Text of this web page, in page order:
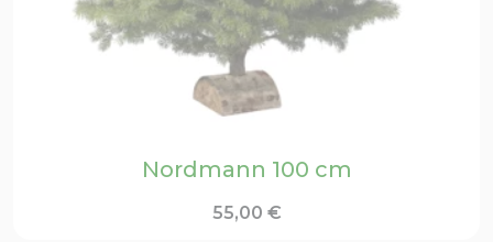
Nordmann 100 cm
55,00 €